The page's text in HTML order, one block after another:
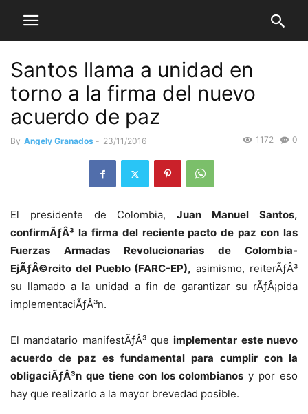
Santos llama a unidad en
torno a la firma del nuevo
acuerdo de paz
By Angely Granados - 23/11/2016 0
1172
El presidente de Colombia,Juan Manuel Santos,
confirmÃƒÂ³ la firma del reciente pacto de paz con las
Fuerzas Armadas Revolucionarias de Colombia-
EjÃƒÂ©rcito del Pueblo (FARC-EP), asimismo, reiterÃƒÂ³
su llamado a la unidad a fin de garantizar su rÃƒÂ¡pida
implementaciÃƒÂ³n.
El mandatario manifestÃƒÂ³ queimplementar este nuevo
acuerdo de paz es fundamental para cumplir con la
obligaciÃƒÂ³n que tiene con los colombianos y por eso
hay que realizarlo a la mayor brevedad posible.